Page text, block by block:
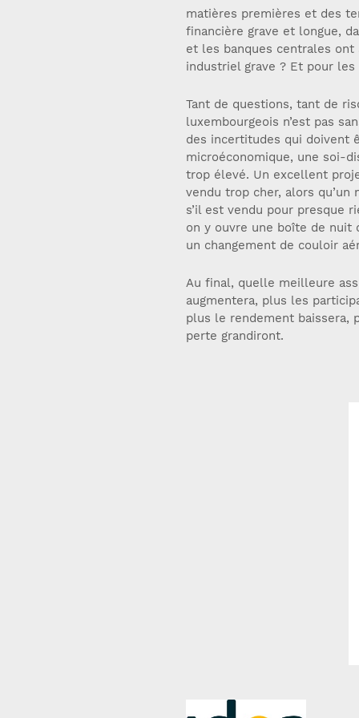
matières premières et des
financière grave et longue,
et les banques centrales ont
industriel grave ? Et pour
Tant de questions, tant de
luxembourgeois n’est pas
des incertitudes qui doivent
microéconomique, une soi-
trop élevé. Un excellent
vendu trop cher, alors
s’il est vendu pour presque
on y ouvre une boîte de nuit
un changement de couloir
Au final, quelle meilleure
augmentera, plus les
plus le rendement baissera,
perte grandiront.